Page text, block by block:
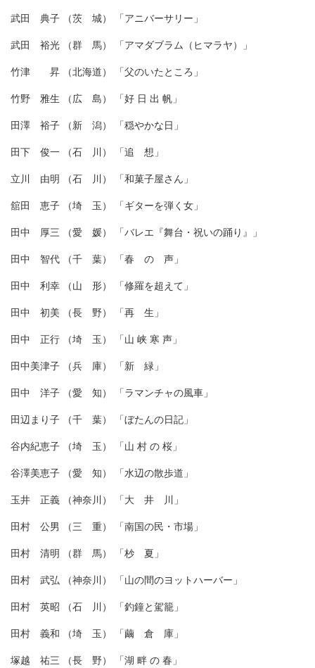
武田 典子 （茨 城） 「アニバーサリー」
武田 裕光 （群 馬） 「アマダブラム（ヒマラヤ）」
竹津 昇 （北海道） 「父のいたところ」
竹野 雅生 （広 島） 「好 日 出 帆」
田澤 裕子 （新 潟） 「穏やかな日」
田下 俊一 （石 川） 「追 想」
立川 由明 （石 川） 「和菓子屋さん」
舘田 恵子 （埼 玉） 「ギターを弾く女」
田中 厚三 （愛 媛） 「バレエ『舞台・祝いの踊り』」
田中 智代 （千 葉） 「春 の 声」
田中 利幸 （山 形） 「修羅を超えて」
田中 初美 （長 野） 「再 生」
田中 正行 （埼 玉） 「山 峡 寒 声」
田中美津子 （兵 庫） 「新 緑」
田中 洋子 （愛 知） 「ラマンチャの風車」
田辺まり子 （千 葉） 「ぼたんの日記」
谷内紀恵子 （埼 玉） 「山 村 の 桜」
谷澤美恵子 （愛 知） 「水辺の散歩道」
玉井 正義 （神奈川） 「大 井 川」
田村 公男 （三 重） 「南国の民・市場」
田村 清明 （群 馬） 「杪 夏」
田村 武弘 （神奈川） 「山の間のヨットハーバー」
田村 英昭 （石 川） 「釣鐘と駕籠」
田村 義和 （埼 玉） 「繭 倉 庫」
塚越 祐三 （長 野） 「湖 畔 の 春」